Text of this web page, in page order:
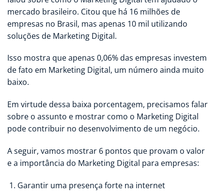
mercado brasileiro. Citou que há 16 milhões de
empresas no Brasil, mas apenas 10 mil utilizando
soluções de Marketing Digital.
Isso mostra que apenas 0,06% das empresas investem
de fato em Marketing Digital, um número ainda muito
baixo.
Em virtude dessa baixa porcentagem, precisamos falar
sobre o assunto e mostrar como o Marketing Digital
pode contribuir no desenvolvimento de um negócio.
A seguir, vamos mostrar 6 pontos que provam o valor
e a importância do Marketing Digital para empresas:
Garantir uma presença forte na internet